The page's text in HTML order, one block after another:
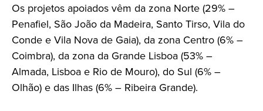
Os projetos apoiados vêm da zona Norte (29% –
Penafiel, São João da Madeira, Santo Tirso, Vila do
Conde e Vila Nova de Gaia), da zona Centro (6% –
Coimbra), da zona da Grande Lisboa (53% –
Almada, Lisboa e Rio de Mouro), do Sul (6% –
Olhão) e das Ilhas (6% – Ribeira Grande).